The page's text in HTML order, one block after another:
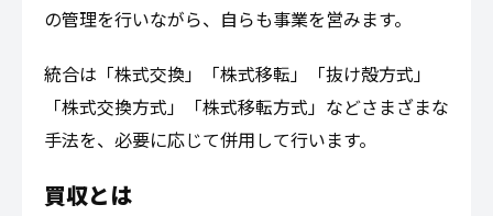
の管理を行いながら、自らも事業を営みます。
統合は「株式交換」「株式移転」「抜け殻方式」
「株式交換方式」「株式移転方式」などさまざまな
手法を、必要に応じて併用して行います。
買収とは